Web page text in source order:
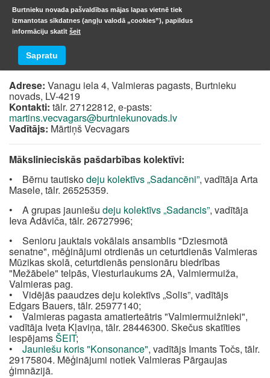
Valmieras pagasta kultūras nams
Adrese: Vanagu iela 4, Valmieras pagasts, Burtnieku
novads, LV-4219
Kontakti: tālr. 27122812, e-pasts:
martins.vecvagars@burtniekunovads.lv
Vadītājs: Mārtiņš Vecvagars
Mākslinieciskās pašdarbības kolektīvi:
• Bērnu tautiskodeju kolektīvs „Sadancēni”, vadītāja Arta
Masele, tālr. 26525359.
• A grupas jauniešu deju kolektīvs „Sadancis”, vadītāja
Ieva Adāviča, tālr. 26727996;
• Senioru jauktais vokālais ansamblis "Dziesmotā
senatne", mēģinājumi otrdienās un ceturtdienās Valmieras
Mūzikas skolā, ceturtdienās pensionāru biedrības
"Mežābele" telpās, Viesturlaukums 2A, Valmiermuiža,
Valmieras pag.
• Vidējās paaudzes deju kolektīvs „Solis”, vadītājs
Edgars Bauers, tālr. 25977140;
• Valmieras pagasta amatierteātris "Valmiermuižnieki",
vadītāja Iveta Kļaviņa, tālr. 28446300. Skečus skatīties
iespējamsŠEIT;
• Jauniešu koris "Konsonance", vadītājs Imants Točs, tālr.
29175804. Mēģinājumi notiek Valmieras Pārgaujas
ģimnāzijā.
Burtnieku novada pašvaldības mājas lapas vietnē tiek
izmantotas sīkdatnes (angļu valodā „cookies”), papildus
informāciju skatīt šeit
Sapratu